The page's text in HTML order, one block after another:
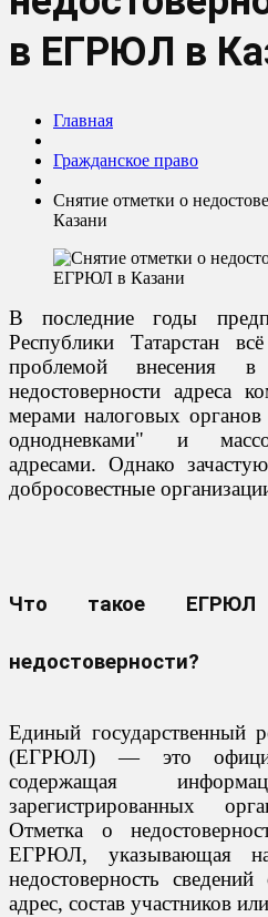
в ЕГРЮЛ в
Главная
Гражданское право
Снятие отметки о
Казани
В последние годы
Республики Татарстан
проблемой
недостоверности адреса
мерами налоговых
однодневками" и
адресами. Однако
добросовестные
Что такое
недостоверности?
Единый государственный
(ЕГРЮЛ) — это
содержащая
зарегистрированных
Отметка о
ЕГРЮЛ, указывающая на
недостоверность
адрес, состав участников